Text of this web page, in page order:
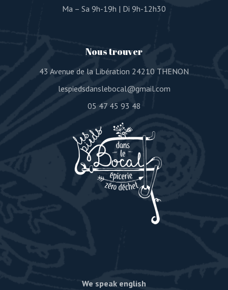
Ma – Sa 9h-19h | Di 9h-12h30
Nous trouver
43 Avenue de la Libération 24210 THENON
lespiedsdanslebocal@gmail.com
05 47 45 93 48
We speak english